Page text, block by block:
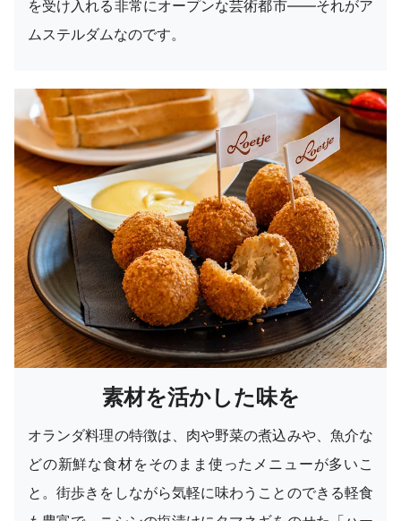
を受け入れる非常にオープンな芸術都市――それがア
ムステルダムなのです。
素材を活かした味を
オランダ料理の特徴は、肉や野菜の煮込みや、魚介な
どの新鮮な食材をそのまま使ったメニューが多いこ
と。街歩きをしながら気軽に味わうことのできる軽食